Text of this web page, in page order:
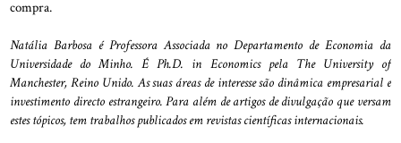
compra.
Natália Barbosa é Professora Associada no Departamento de Economia da
Universidade do Minho. É Ph.D. in Economics pela The University of
Manchester, Reino Unido. As suas áreas de interesse são dinâmica empresarial e
investimento directo estrangeiro. Para além de artigos de divulgação que versam
estes tópicos, tem trabalhos publicados em revistas científicas internacionais.